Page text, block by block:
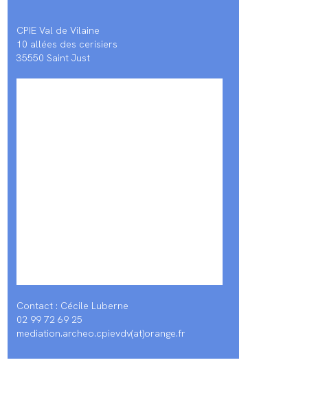
CPIE Val de Vilaine
10 allées des cerisiers
35550 Saint Just
Contact : Cécile Luberne
02 99 72 69 25
mediation.archeo.cpievdv(at)orange.fr